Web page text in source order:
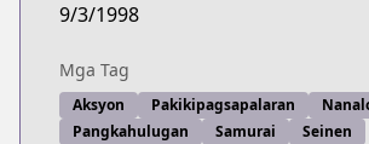
9/3/1998
Mga Tag
Aksyon Pakikipagsapalaran
Pangkahulugan
Samurai Seinen